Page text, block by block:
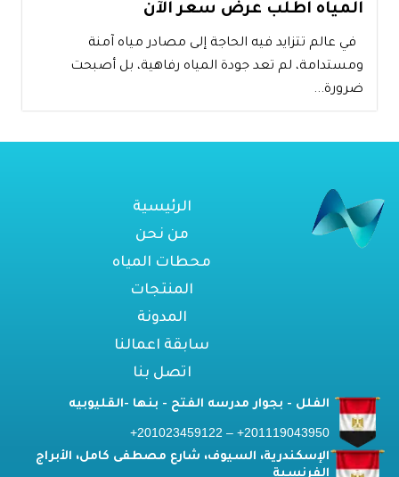
المياه اطلب عرض سعر الآن
في عالم تتزايد فيه الحاجة إلى مصادر مياه آمنة
ومستدامة، لم تعد جودة المياه رفاهية، بل أصبحت
ضرورة...
الرئيسية
من نحن
محطات المياه
المنتجات
المدونة
سابقة اعمالنا
اتصل بنا
الفلل - بجوار مدرسه الفتح - بنها -القليوبيه
201119043950+ – 201023459122+
الإسكندرية، السيوف، شارع مصطفى كامل، الأبراج
الفرنسية